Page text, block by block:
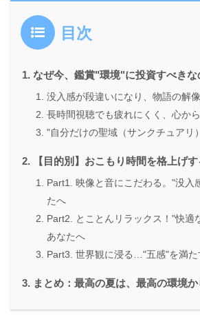
目次
なぜ今、鑑賞"環境"に投資すべきな
没入感が段違いになり、物語の解
長時間視聴でも疲れにくく、心か
"自分だけの聖域（サンクチュアリ
【目的別】おこもり時間を格上げ
Part1. 映像と音にこだわる。"没入
たへ
Part2. とことんリラックス！"快適
あなたへ
Part3. 世界観に浸る…"五感"を満た
まとめ：最高の夏は、最高の環境